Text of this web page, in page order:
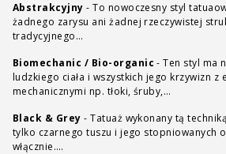
Abstrakcyjny - To nowoczesny styl
żadnego zarysu ani żadnej rzeczywistej
tradycyjnego…
Biomechanic / Bio-organic - Ten styl ma
ludzkiego ciała i wszystkich jego krzywizn z
mechanicznymi np. tłoki, śruby,…
Black & Grey - Tatuaż wykonany tą
tylko czarnego tuszu i jego stopniowanych
włącznie.…